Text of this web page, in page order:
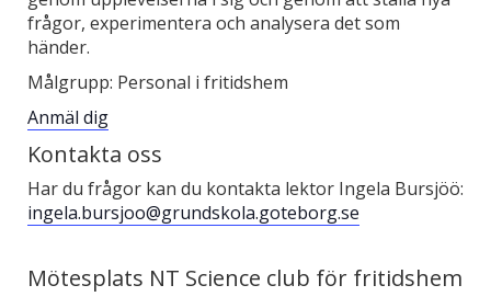
frågor, experimentera och analysera det som
händer.
Målgrupp: Personal i fritidshem
Anmäl dig
Kontakta oss
Har du frågor kan du kontakta lektor Ingela Bursjöö:
ingela.bursjoo@grundskola.goteborg.se
Mötesplats NT Science club för fritidshem